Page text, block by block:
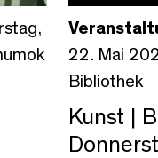
22. Mai
Bibliothek
Kunst |